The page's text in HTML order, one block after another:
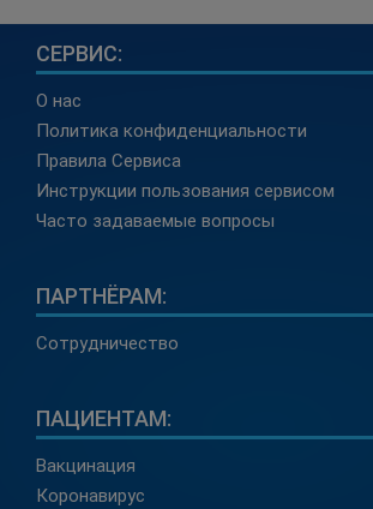
СЕРВИС:
О нас
Политика конфиденциальности
Правила Сервиса
Инструкции пользования сервисом
Часто задаваемые вопросы
ПАРТНЁРАМ:
Сотрудничество
ПАЦИЕНТАМ:
Вакцинация
Коронавирус